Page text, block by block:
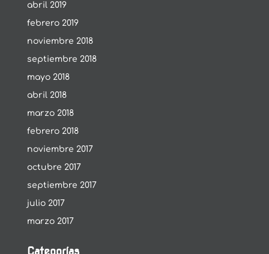
abril 2019
febrero 2019
noviembre 2018
septiembre 2018
mayo 2018
abril 2018
marzo 2018
febrero 2018
noviembre 2017
octubre 2017
septiembre 2017
julio 2017
marzo 2017
Categorías